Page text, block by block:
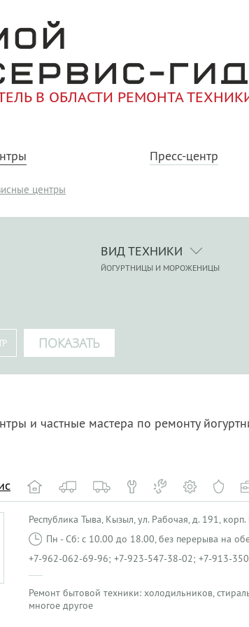
В ОБЛАСТИ РЕМОНТА
Пресс-центр
центры
ВИД ТЕХНИКИ
ЙОГУРТНИЦЫ И МОРОЖЕНИЦЫ
и частные мастера по ремонту
Республика Тыва, Кызыл, ул. Рабочая, д. 191, корп.
Пн - Сб: с 10.00 до 18.00, без перерыва на
+7-962-062-69-96; +7-923-547-38-02; +7-913-
Ремонт бытовой техники: холодильников,
многое другое